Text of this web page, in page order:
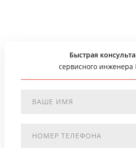
Быстрая
сервисного инженера